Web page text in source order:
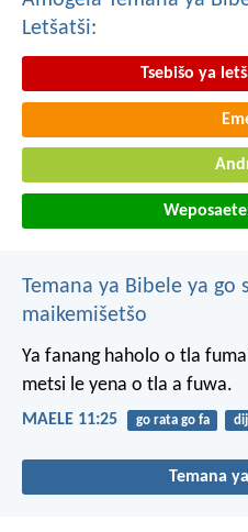
Letšatši:
Tsebišo ya
Temana ya Bibele ya go
maikemišetšo
Ya fanang haholo o tla
metsi le yena o tla a fuwa.
MAELE 11:25 go rata go fa
Temana